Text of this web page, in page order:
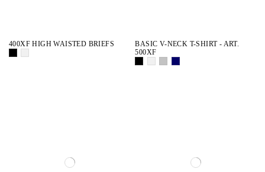
400XF HIGH WAISTED BRIEFS
BASIC V-NECK T-SHIRT - ART.
500XF